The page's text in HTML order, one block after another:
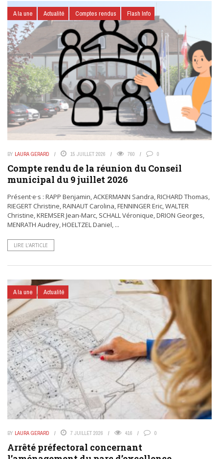
A la une Actualité Comptes rendus Flash Info
BY LAURA GERARD 15 JUILLET 2026 760 0
Compte rendu de la réunion du Conseil
municipal du 9 juillet 2026
Présent·e·s : RAPP Benjamin, ACKERMANN Sandra, RICHARD Thomas,
RIEGERT Christine, RAINAUT Carolina, FENNINGER Eric, WALTER
Christine, KREMSER Jean-Marc, SCHALL Véronique, DRION Georges,
MENRATH Audrey, HOELTZEL Daniel, ...
LIRE L’ARTICLE
A la une Actualité
BY LAURA GERARD 7 JUILLET 2026 416 0
Arrêté préfectoral concernant